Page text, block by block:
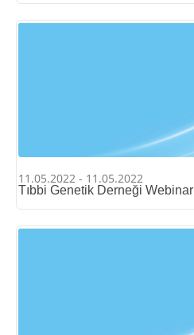
11.05.2022 - 11.05.2022
Tıbbi Genetik Derneği Webinar